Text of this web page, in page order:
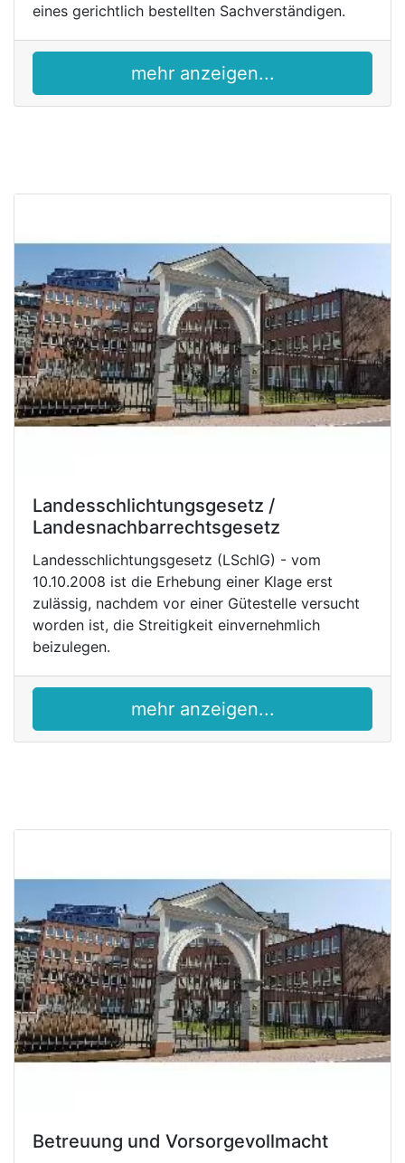
eines gerichtlich bestellten Sachverständigen.
mehr anzeigen...
Landesschlichtungsgesetz /
Landesnachbarrechtsgesetz
Landesschlichtungsgesetz (LSchlG) - vom
10.10.2008 ist die Erhebung einer Klage erst
zulässig, nachdem vor einer Gütestelle versucht
worden ist, die Streitigkeit einvernehmlich
beizulegen.
mehr anzeigen...
Betreuung und Vorsorgevollmacht